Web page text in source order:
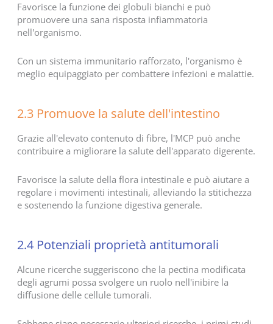
Favorisce la funzione dei globuli bianchi e può
promuovere una sana risposta infiammatoria
nell'organismo.
Con un sistema immunitario rafforzato, l'organismo è
meglio equipaggiato per combattere infezioni e malattie.
2.3 Promuove la salute dell'intestino
Grazie all'elevato contenuto di fibre, l'MCP può anche
contribuire a migliorare la salute dell'apparato digerente.
Favorisce la salute della flora intestinale e può aiutare a
regolare i movimenti intestinali, alleviando la stitichezza
e sostenendo la funzione digestiva generale.
2.4 Potenziali proprietà antitumorali
Alcune ricerche suggeriscono che la pectina modificata
degli agrumi possa svolgere un ruolo nell'inibire la
diffusione delle cellule tumorali.